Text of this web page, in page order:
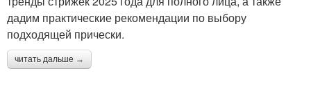
дадим практические рекомендации по выбору
подходящей прически.
читать дальше →